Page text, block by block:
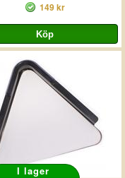
149 kr
I lager